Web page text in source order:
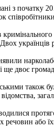
початку
ще двоє
також
або